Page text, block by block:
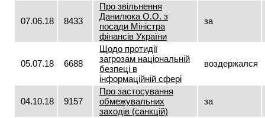
07.06.18 8433
Про звільнення
Данилюка О.О. з
посади Міністра
фінансів України
за
05.07.18 6688
Щодо протидії
загрозам національній
безпеці в
інформаційній сфері
воздержался
04.10.18 9157
Про застосування
обмежувальних
заходів (санкцій)
за